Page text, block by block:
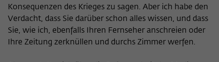
Konsequenzen des Krieges zu sagen. Aber ich habe den
Verdacht, dass Sie darüber schon alles wissen, und dass
Sie, wie ich, ebenfalls Ihren Fernseher anschreien oder
Ihre Zeitung zerknüllen und durchs Zimmer werfen.